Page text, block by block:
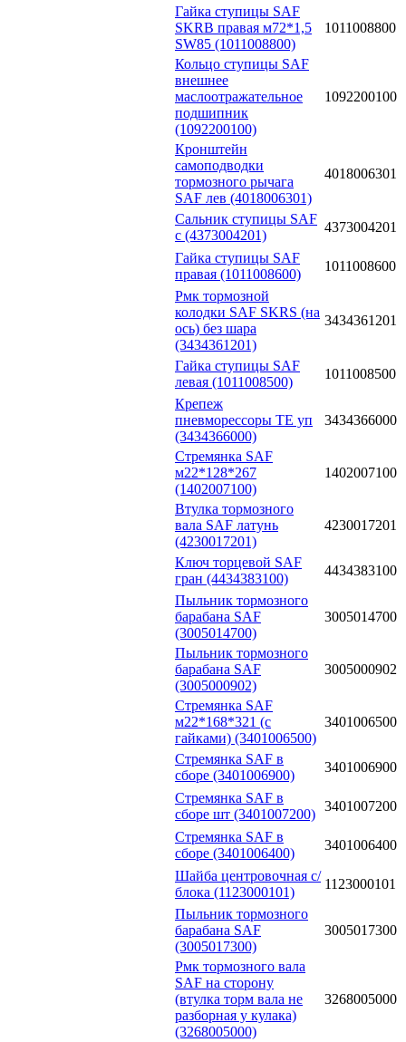
Гайка ступицы SAF
SKRB правая м72*1,5
SW85 (1011008800)
1011008800
Кольцо ступицы SAF
внешнее
маслоотражательное
подшипник
(1092200100)
1092200100
Кронштейн
самоподводки
тормозного рычага
SAF лев (4018006301)
4018006301
Сальник ступицы SAF
с (4373004201)
4373004201
Гайка ступицы SAF
правая (1011008600)
1011008600
Рмк тормозной
колодки SAF SKRS (на
ось) без шара
(3434361201)
3434361201
Гайка ступицы SAF
левая (1011008500)
1011008500
Крепеж
пневморессоры ТЕ уп
(3434366000)
3434366000
Стремянка SAF
м22*128*267
(1402007100)
1402007100
Втулка тормозного
вала SAF латунь
(4230017201)
4230017201
Ключ торцевой SAF
гран (4434383100)
4434383100
Пыльник тормозного
барабана SAF
(3005014700)
3005014700
Пыльник тормозного
барабана SAF
(3005000902)
3005000902
Стремянка SAF
м22*168*321 (с
гайками) (3401006500)
3401006500
Стремянка SAF в
сборе (3401006900)
3401006900
Стремянка SAF в
сборе шт (3401007200)
3401007200
Стремянка SAF в
сборе (3401006400)
3401006400
Шайба центровочная с/
блока (1123000101)
1123000101
Пыльник тормозного
барабана SAF
(3005017300)
3005017300
Рмк тормозного вала
SAF на сторону
(втулка торм вала не
разборная у кулака)
(3268005000)
3268005000